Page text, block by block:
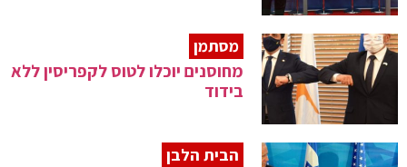
מסתמן
מחוסנים יוכלו לטוס לקפריסין ללא
בידוד
הבית הלבן